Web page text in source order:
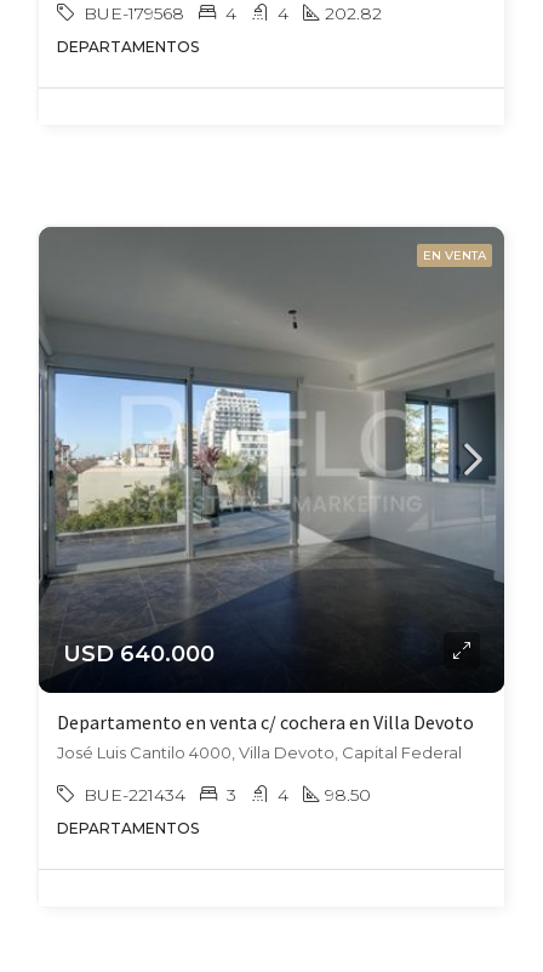
BUE-179568 4 4 202.82
DEPARTAMENTOS
EN VENTA
USD 640.000
Departamento en venta c/ cochera en Villa Devoto
José Luis Cantilo 4000, Villa Devoto, Capital Federal
BUE-221434 3 4 98.50
DEPARTAMENTOS